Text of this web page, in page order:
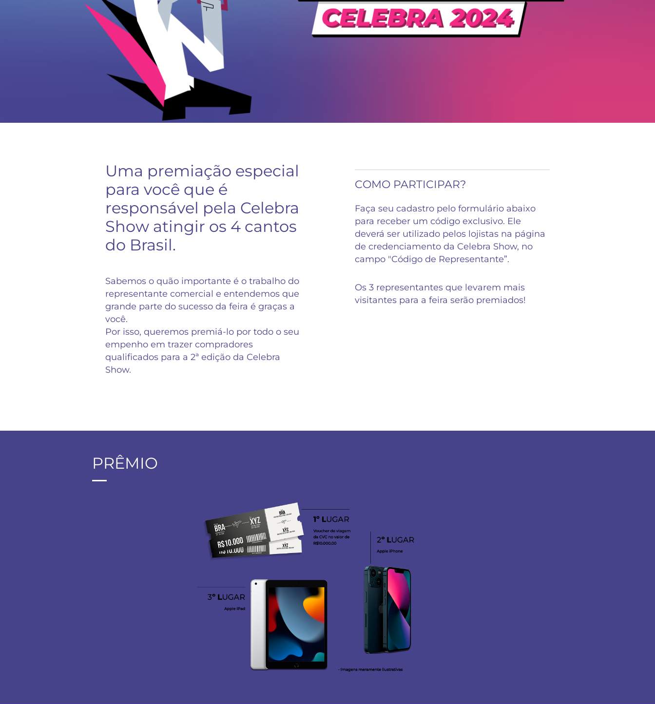
Uma premiação especial
para você que é
responsável pela Celebra
Show atingir os 4 cantos
do Brasil.
Sabemos o quão importante é o trabalho do
representante comercial e entendemos que
grande parte do sucesso da feira é graças a
você.
Por isso, queremos premiá-lo por todo o seu
empenho em trazer compradores
qualificados para a 2ª edição da Celebra
Show.
COMO PARTICIPAR?
Faça seu cadastro pelo formulário abaixo
para receber um código exclusivo. Ele
deverá ser utilizado pelos lojistas na página
de credenciamento da Celebra Show, no
campo "Código de Representante”.
Os 3 representantes que levarem mais
visitantes para a feira serão premiados!
PRÊMIO